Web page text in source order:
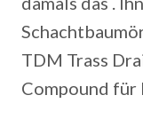
TDM Trass
Compound